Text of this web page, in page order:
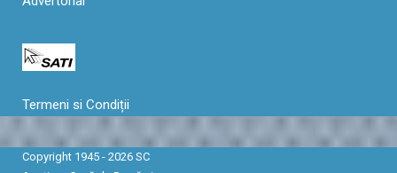
Termeni si Condiții
Copyright 1945 - 2026 SC